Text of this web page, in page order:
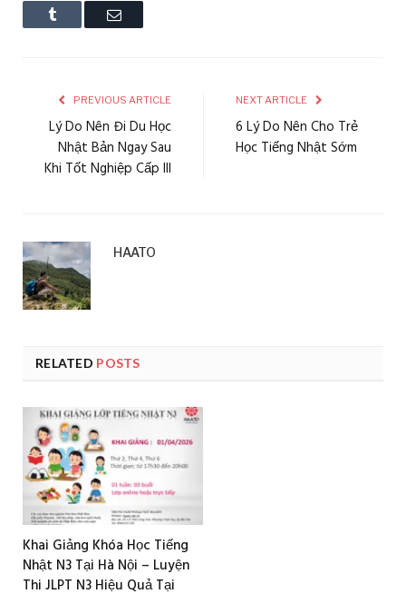
Tumblr Email
PREVIOUS ARTICLE
Lý Do Nên Đi Du Học
Nhật Bản Ngay Sau
Khi Tốt Nghiệp Cấp III
NEXT ARTICLE
6 Lý Do Nên Cho Trẻ
Học Tiếng Nhật Sớm
HAATO
RELATED POSTS
Khai Giảng Khóa Học Tiếng
Nhật N3 Tại Hà Nội – Luyện
Thi JLPT N3 Hiệu Quả Tại